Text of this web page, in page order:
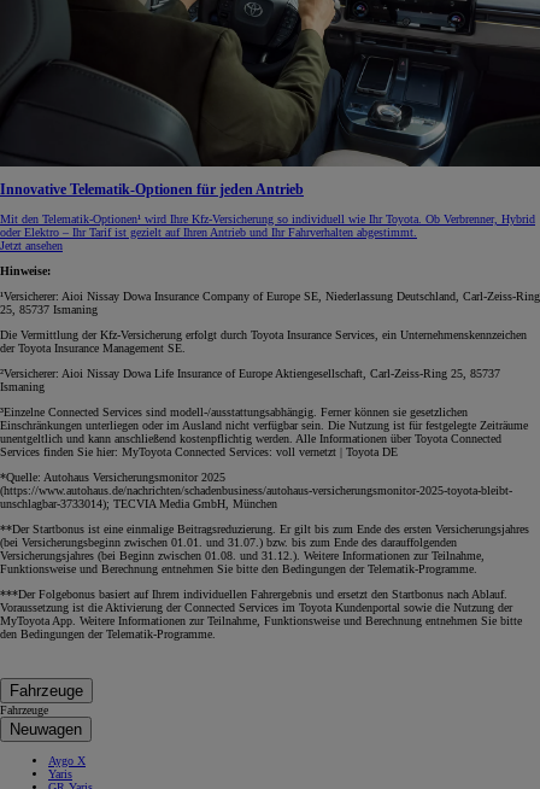
Innovative Telematik-Optionen für jeden Antrieb
Mit den Telematik-Optionen¹ wird Ihre Kfz‑Versicherung so individuell wie Ihr Toyota. Ob Verbrenner, Hybrid
oder Elektro – Ihr Tarif ist gezielt auf Ihren Antrieb und Ihr Fahrverhalten abgestimmt.
Jetzt ansehen
Hinweise:
¹Versicherer: Aioi Nissay Dowa Insurance Company of Europe SE, Niederlassung Deutschland, Carl-Zeiss-Ring
25, 85737 Ismaning
Die Vermittlung der Kfz-Versicherung erfolgt durch Toyota Insurance Services, ein Unternehmenskennzeichen
der Toyota Insurance Management SE.
²Versicherer: Aioi Nissay Dowa Life Insurance of Europe Aktiengesellschaft, Carl-Zeiss-Ring 25, 85737
Ismaning
³Einzelne Connected Services sind modell-/ausstattungsabhängig. Ferner können sie gesetzlichen
Einschränkungen unterliegen oder im Ausland nicht verfügbar sein. Die Nutzung ist für festgelegte Zeiträume
unentgeltlich und kann anschließend kostenpflichtig werden. Alle Informationen über Toyota Connected
Services finden Sie hier: MyToyota Connected Services: voll vernetzt | Toyota DE
*Quelle: Autohaus Versicherungsmonitor 2025
(https://www.autohaus.de/nachrichten/schadenbusiness/autohaus-versicherungsmonitor-2025-toyota-bleibt-
unschlagbar-3733014); TECVIA Media GmbH, München
**Der Startbonus ist eine einmalige Beitragsreduzierung. Er gilt bis zum Ende des ersten Versicherungsjahres
(bei Versicherungsbeginn zwischen 01.01. und 31.07.) bzw. bis zum Ende des darauffolgenden
Versicherungsjahres (bei Beginn zwischen 01.08. und 31.12.). Weitere Informationen zur Teilnahme,
Funktionsweise und Berechnung entnehmen Sie bitte den Bedingungen der Telematik-Programme.
***Der Folgebonus basiert auf Ihrem individuellen Fahrergebnis und ersetzt den Startbonus nach Ablauf.
Voraussetzung ist die Aktivierung der Connected Services im Toyota Kundenportal sowie die Nutzung der
MyToyota App. Weitere Informationen zur Teilnahme, Funktionsweise und Berechnung entnehmen Sie bitte
den Bedingungen der Telematik-Programme.
Fahrzeuge
Fahrzeuge
Neuwagen
Aygo X
Yaris